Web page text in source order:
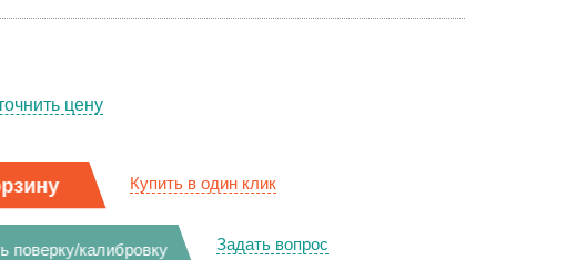
цену
Купить в один клик
поверку/калибровку Задать вопрос